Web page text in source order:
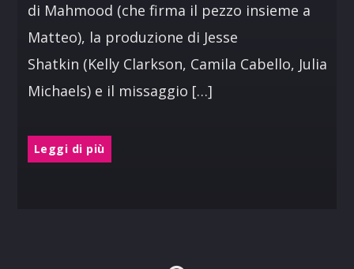
di Mahmood (che firma il pezzo insieme a
Matteo), la produzione di Jesse
Shatkin (Kelly Clarkson, Camila Cabello, Julia
Michaels) e il missaggio […]
Leggi di più